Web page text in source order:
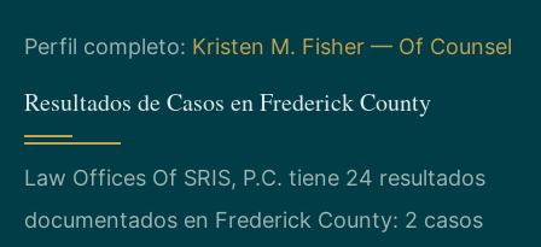
Perfil completo: Kristen M. Fisher — Of Counsel
Resultados de Casos en Frederick County
Law Offices Of SRIS, P.C. tiene 24 resultados
documentados en Frederick County: 2 casos